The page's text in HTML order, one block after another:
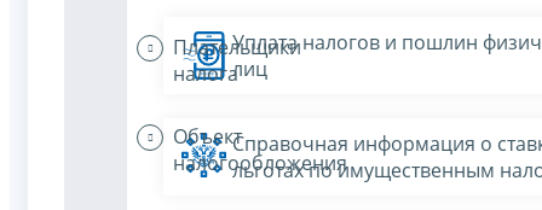
Плательщики
налога
Объект
налогообложения
Уплата налогов и пошлин
лиц
Справочная информация о
льготах по имущественным